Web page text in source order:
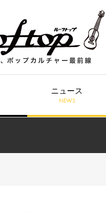
ニュース
NEWS